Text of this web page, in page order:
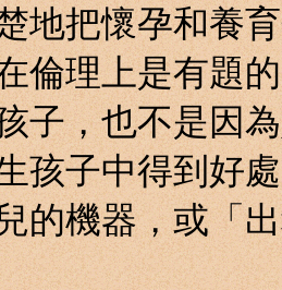
地把懷孕和養
倫理上是有題
子，也不是因
孩子中得到好
的機器，或「